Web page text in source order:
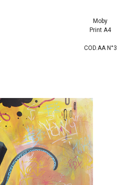
Moby
Print A4
COD.AA N°3